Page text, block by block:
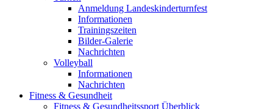
Anmeldung Landeskinderturnfest
Informationen
Trainingszeiten
Bilder-Galerie
Nachrichten
Volleyball
Informationen
Nachrichten
Fitness & Gesundheit
Fitness & Gesundheitssport Überblick